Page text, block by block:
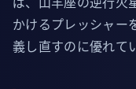
かけるプレッシャー
義し直すのに優れて